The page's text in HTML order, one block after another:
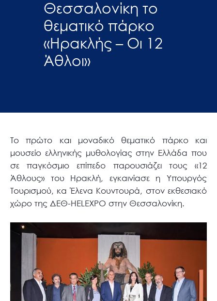
Θεσσαλονίκη το
θεματικό πάρκο
«Ηρακλής – Οι 12
Άθλοι»
To πρώτο και μοναδικό θεματικό πάρκο και
μουσείο ελληνικής μυθολογίας στην Ελλάδα που
σε παγκόσμιο επίπεδο παρουσιάζει τους «12
Άθλους» του Ηρακλή, εγκαινίασε η Υπουργός
Τουρισμού, κα Έλενα Κουντουρά, στον εκθεσιακό
χώρο της ΔΕΘ-HELEXPO στην Θεσσαλονίκη.